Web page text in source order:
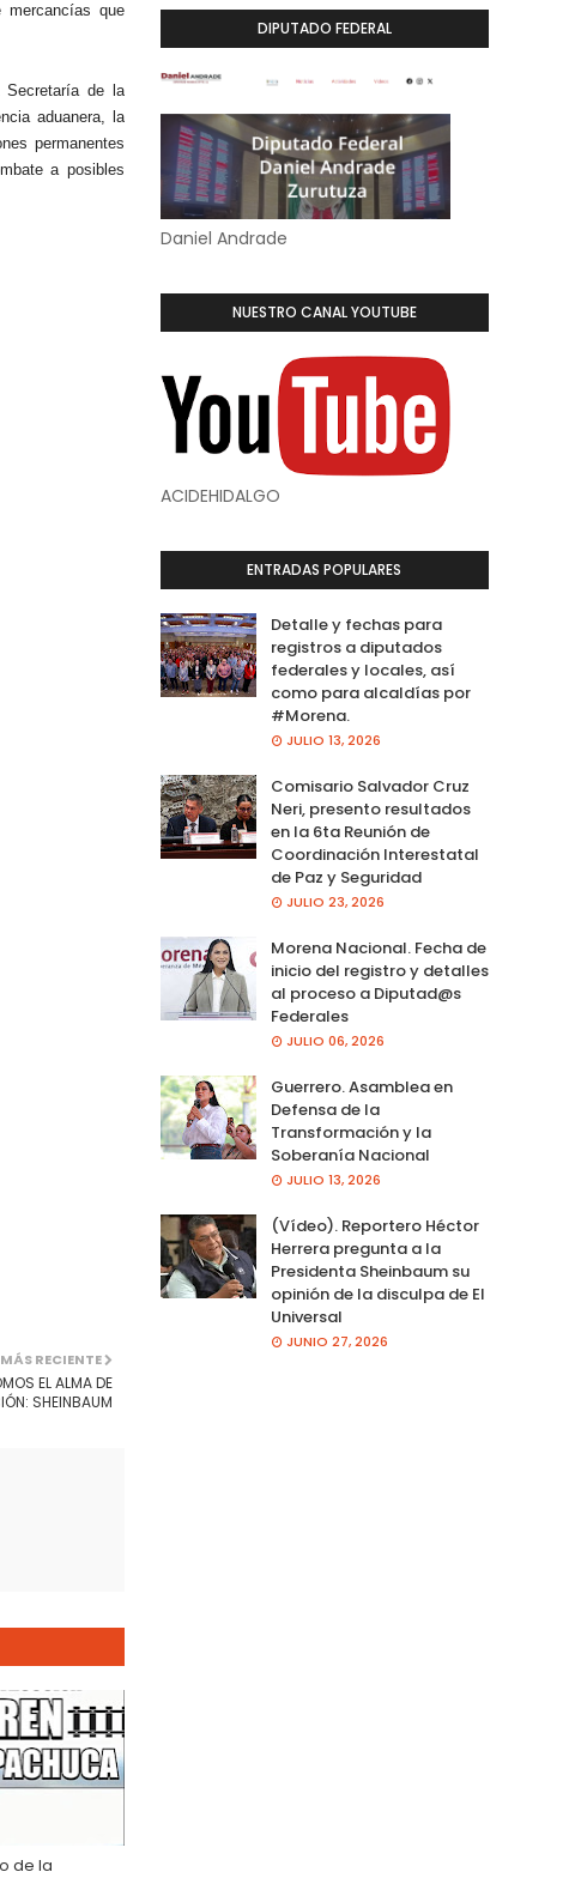
mercancías que
Secretaría de la
aduanera, la
permanentes
a posibles
MÁS RECIENTE
EL ALMA DE
SHEINBAUM
de la
DIPUTADO FEDERAL
Daniel Andrade
NUESTRO CANAL YOUTUBE
ACIDEHIDALGO
ENTRADAS POPULARES
Detalle y fechas para
registros a diputados
federales y locales, así
como para alcaldías por
#Morena.
JULIO 13, 2026
Comisario Salvador Cruz
Neri, presento resultados
en la 6ta Reunión de
Coordinación Interestatal
de Paz y Seguridad
JULIO 23, 2026
Morena Nacional. Fecha de
inicio del registro y detalles
al proceso a Diputad@s
Federales
JULIO 06, 2026
Guerrero. Asamblea en
Defensa de la
Transformación y la
Soberanía Nacional
JULIO 13, 2026
(Vídeo). Reportero Héctor
Herrera pregunta a la
Presidenta Sheinbaum su
opinión de la disculpa de El
Universal
JUNIO 27, 2026